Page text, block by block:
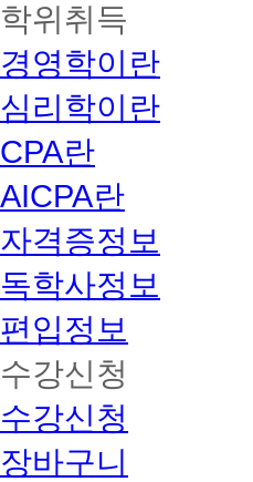
학위취득
경영학이란
심리학이란
CPA란
AICPA란
자격증정보
독학사정보
편입정보
수강신청
수강신청
장바구니